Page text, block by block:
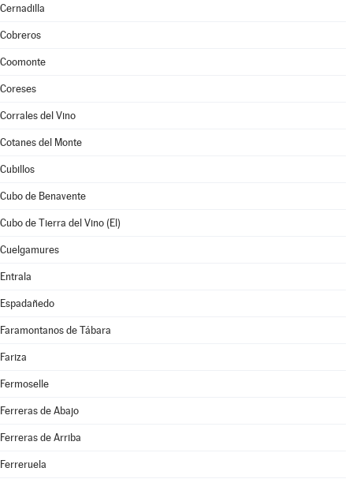
Cernadilla
Cobreros
Coomonte
Coreses
Corrales del Vino
Cotanes del Monte
Cubillos
Cubo de Benavente
Cubo de Tierra del Vino (El)
Cuelgamures
Entrala
Espadañedo
Faramontanos de Tábara
Fariza
Fermoselle
Ferreras de Abajo
Ferreras de Arriba
Ferreruela